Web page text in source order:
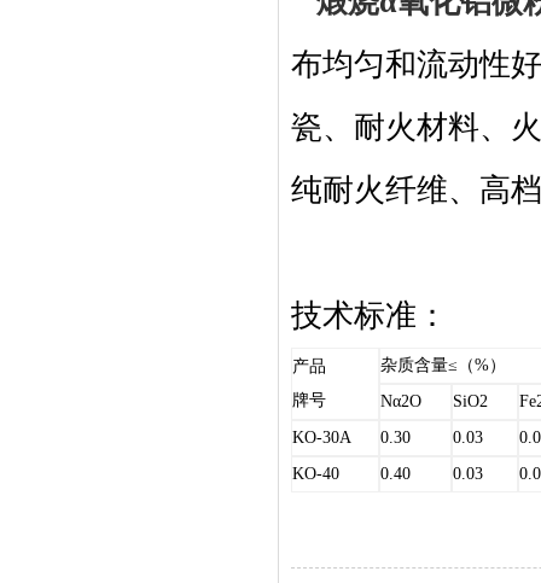
布均匀和流动性
瓷、耐火材料、
纯耐火纤维、高
技术标准：
产品
牌号
杂质含量≤ （%）
Nα2O
SiO2
KO-30Α
0.30 0.03
KO-40
0.40 0.03